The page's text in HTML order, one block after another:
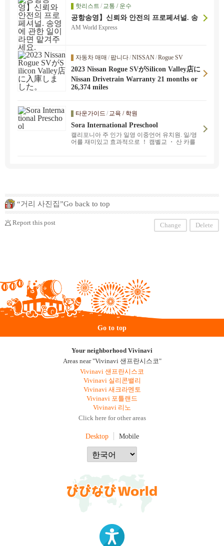
클리, 오클랜드, 프리몬트, 샌마테오로 출장합니
다. 호흡, 스트레스 해소, 암 예방, 건강, 불임 개선
프로그램도 있습니다.
핫리스트 / 교통 / 운수
공항송영】신뢰와 안전의 프로페셔널. 송
영에 관한 일이라면 맡겨주세요.
AM World Express
자동차 매매 /팝니다/NISSAN/Rogue SV
2023 Nissan Rogue SVがSilicon Valley店に
入庫しました。
Nissan Drivetrain Warranty 21 months or
26,374 miles
타운가이드 / 교육 / 학원
Sora International Preschool
캘리포니아 주 인가 일영 이중언어 유치원. 일/영
어를 재미있고 효과적으로 ！ 캠벨교 ・ 산 카를
합니다. 소라 프리스쿨에서는 아이들의 호기심을
소중히 여기고 스스로 배우고 표현하는 힘을 길러
미래의 가능성을 넓히는 자세를 길러줍니다. 또한
국제적인 감성을 키우고 다양한 문화에 대한 이해
를 높이기 위해 언어 교육을 통해 세계인들과 마
주하고 이해할 수 있는 언어 능력을 키웁니다. 또
“거리 사진집”Go back to top
Report this post Change Delete
Go to top
Your neighborhood Vivinavi
Areas near "Vivinavi 샌프란시스코"
Vivinavi 샌프란시스코
Vivinavi 실리콘밸리
Vivinavi 새크라멘토
Vivinavi 포틀랜드
Vivinavi 리노
Click here for other areas
Desktop Mobile